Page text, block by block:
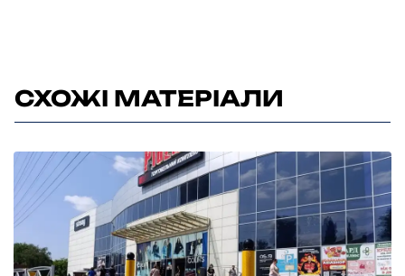
СХОЖІ МАТЕРІАЛИ